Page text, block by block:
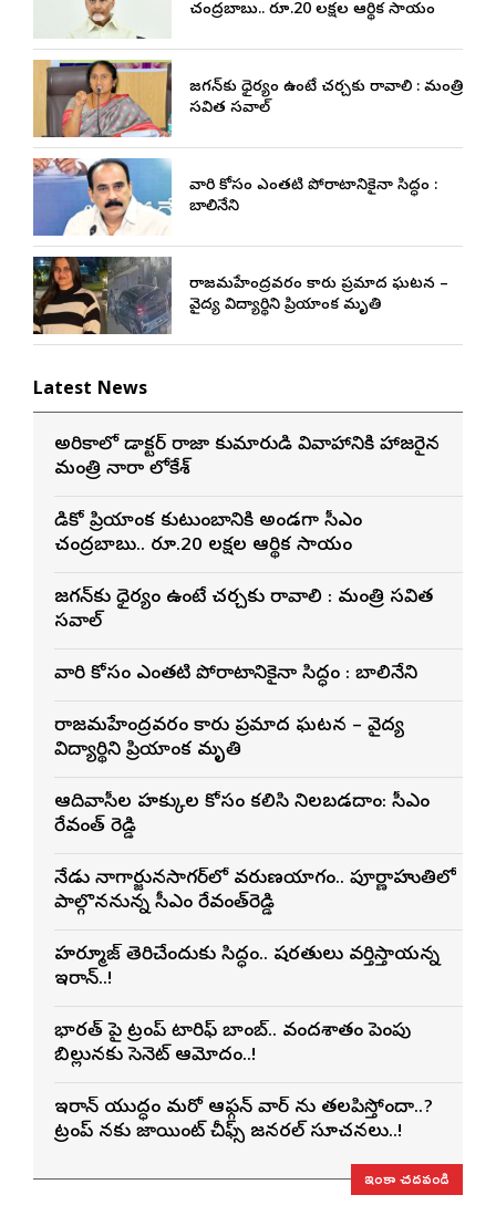
చంద్రబాబు.. రూ.20 లక్షల ఆర్థిక సాయం
జగన్‌కు ధైర్యం ఉంటే చర్చకు రావాలి : మంత్రి
సవిత సవాల్
వారి కోసం ఎంతటి పోరాటానికైనా సిద్ధం :
బాలినేని
రాజమహేంద్రవరం కారు ప్రమాద ఘటన –
వైద్య విద్యార్థిని ప్రియాంక మృతి
Latest News
అమెరికాలో డాక్టర్ రాజా కుమారుడి వివాహానికి హాజరైన
మంత్రి నారా లోకేశ్
మెడికో ప్రియాంక కుటుంబానికి అండగా సీఎం
చంద్రబాబు.. రూ.20 లక్షల ఆర్థిక సాయం
జగన్‌కు ధైర్యం ఉంటే చర్చకు రావాలి : మంత్రి సవిత
సవాల్
వారి కోసం ఎంతటి పోరాటానికైనా సిద్ధం : బాలినేని
రాజమహేంద్రవరం కారు ప్రమాద ఘటన – వైద్య
విద్యార్థిని ప్రియాంక మృతి
ఆదివాసీల హక్కుల కోసం కలిసి నిలబడదాం: సీఎం
రేవంత్ రెడ్డి
నేడు నాగార్జునసాగర్‌లో వరుణయాగం.. పూర్ణాహుతిలో
పాల్గొననున్న సీఎం రేవంత్‌రెడ్డి
హర్మూజ్ తెరిచేందుకు సిద్ధం.. షరతులు వర్తిస్తాయన్న
ఇరాన్..!
భారత్ పై ట్రంప్ టారిఫ్ బాంబ్.. వందశాతం పెంపు
బిల్లునకు సెనెట్ ఆమోదం..!
ఇరాన్ యుద్ధం మరో ఆఫ్గన్ వార్ ను తలపిస్తోందా..?
ట్రంప్ నకు జాయింట్ చీఫ్స్ జనరల్ సూచనలు..!
ఇంకా చదవండి